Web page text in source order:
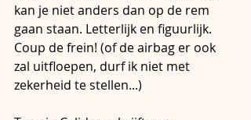
kan je niet anders dan op de rem
gaan staan. Letterlijk en figuurlijk.
Coup de frein! (of de airbag er ook
zal uitfloepen, durf ik niet met
zekerheid te stellen...)